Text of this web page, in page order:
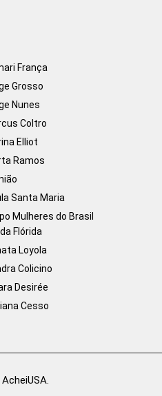
França
Grosso
Nunes
Coltro
Elliot
Ramos
Santa Maria
Mulheres do Brasil
Flórida
Loyola
Colicino
Desirée
Cesso